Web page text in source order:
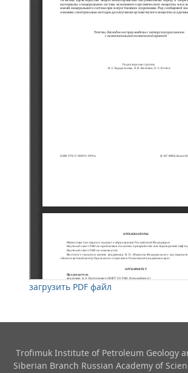
загрузить PDF файл
Trofimuk Institute of Petroleum Geology
Siberian Branch Russian Academy of